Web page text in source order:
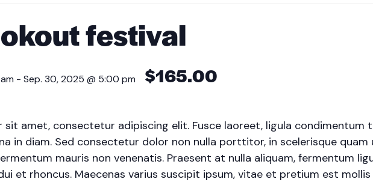
festival
- Sep. 30, 2025 @ 5:00 pm $165.00
sit amet, consectetur adipiscing elit. Fusce laoreet, ligula condimentum
in diam. Sed consectetur dolor non nulla porttitor, in scelerisque quam
mauris non venenatis. Praesent at nulla aliquam, fermentum
et rhoncus. Maecenas varius suscipit ipsum, vitae et pretium est mollis